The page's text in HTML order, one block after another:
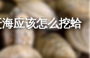
应该怎么挖蛤